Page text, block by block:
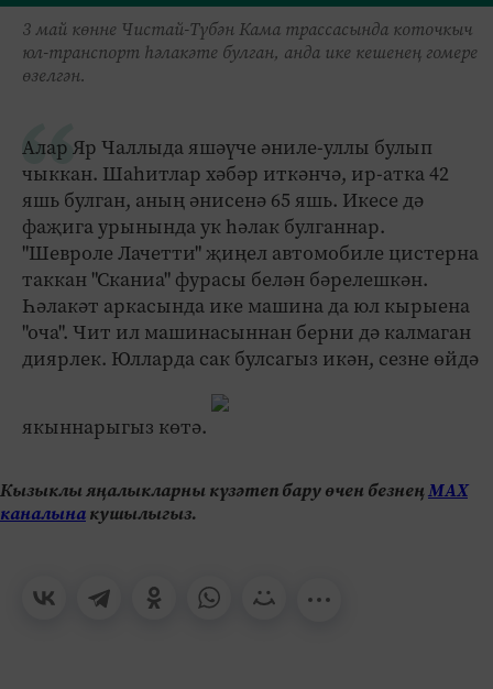
3 май көнне Чистай-Түбән Кама трассасында коточкыч
юл-транспорт һәлакәте булган, анда ике кешенең гомере
өзелгән.
Алар Яр Чаллыда яшәүче әниле-уллы булып
чыккан. Шаһитлар хәбәр иткәнчә, ир-атка 42
яшь булган, аның әнисенә 65 яшь. Икесе дә
фаҗига урынында ук һәлак булганнар.
"Шевроле Лачетти" җиңел автомобиле цистерна
таккан "Сканиа" фурасы белән бәрелешкән.
Һәлакәт аркасында ике машина да юл кырыена
"оча". Чит ил машинасыннан берни дә калмаган
диярлек. Юлларда сак булсагыз икән, сезне өйдә
якыннарыгыз көтә.
Кызыклы яңалыкларны күзәтеп бару өчен безнеңМАХ
каналынакушылыгыз.